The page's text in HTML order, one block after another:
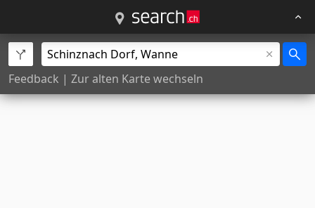
Feedback | Zur alten Karte wechseln